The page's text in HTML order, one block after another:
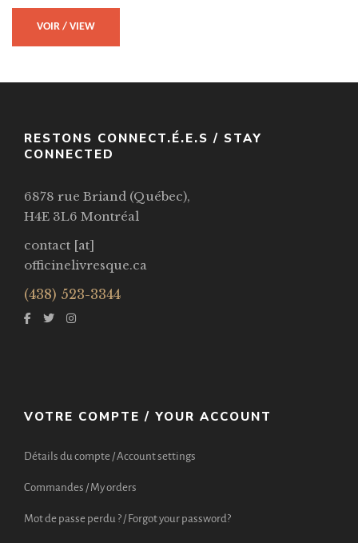
VOIR / VIEW
RESTONS CONNECT.É.E.S / STAY
CONNECTED
6878 rue Briand (Québec),
H4E 3L6 Montréal
contact [at]
officinelivresque.ca
(438) 523-3344
VOTRE COMPTE / YOUR ACCOUNT
Détails du compte / Account settings
Commandes / My orders
Mot de passe perdu ? / Forgot your password?